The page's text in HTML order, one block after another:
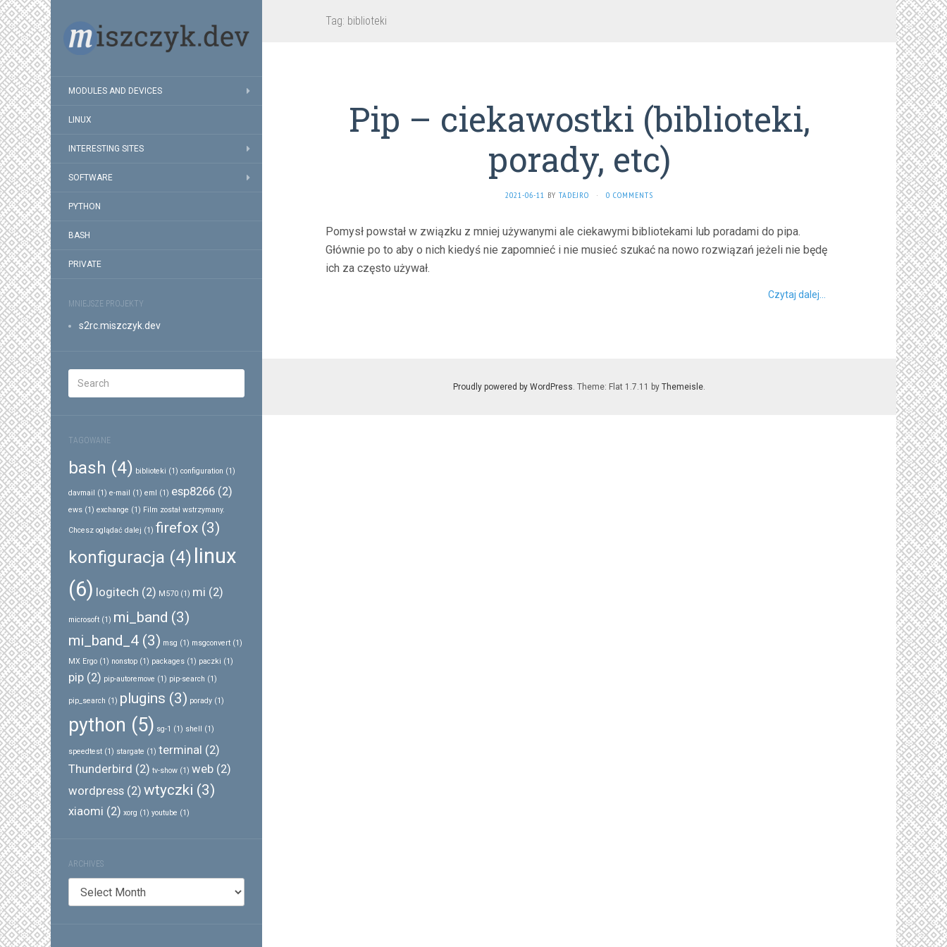
MODULES AND DEVICES
LINUX
INTERESTING SITES
SOFTWARE
PYTHON
BASH
PRIVATE
MNIEJSZE PROJEKTY
s2rc.miszczyk.dev
TAGOWANE
bash (4) biblioteki (1) configuration (1)
davmail (1) e-mail (1) eml (1) esp8266 (2)
ews (1) exchange (1) Film został wstrzymany.
Chcesz oglądać dalej (1) firefox (3)
konfiguracja (4) linux
(6) logitech (2) M570 (1) mi (2)
microsoft (1) mi_band (3)
mi_band_4 (3) msg (1) msgconvert (1)
MX Ergo (1) nonstop (1) packages (1) paczki (1)
pip (2) pip-autoremove (1) pip-search (1)
pip_search (1) plugins (3) porady (1)
python (5) sg-1 (1) shell (1)
speedtest (1) stargate (1) terminal (2)
Thunderbird (2) tv-show (1) web (2)
wordpress (2) wtyczki (3)
xiaomi (2) xorg (1) youtube (1)
ARCHIVES
Tag: biblioteki
Pip – ciekawostki (biblioteki,
porady, etc)
2021-06-11 BY TADEJRO · 0 COMMENTS
Pomysł powstał w związku z mniej używanymi ale ciekawymi bibliotekami lub poradami do pipa.
Głównie po to aby o nich kiedyś nie zapomnieć i nie musieć szukać na nowo rozwiązań jeżeli nie będę
ich za często używał.
Czytaj dalej...
Proudly powered by WordPress. Theme: Flat 1.7.11 by Themeisle.